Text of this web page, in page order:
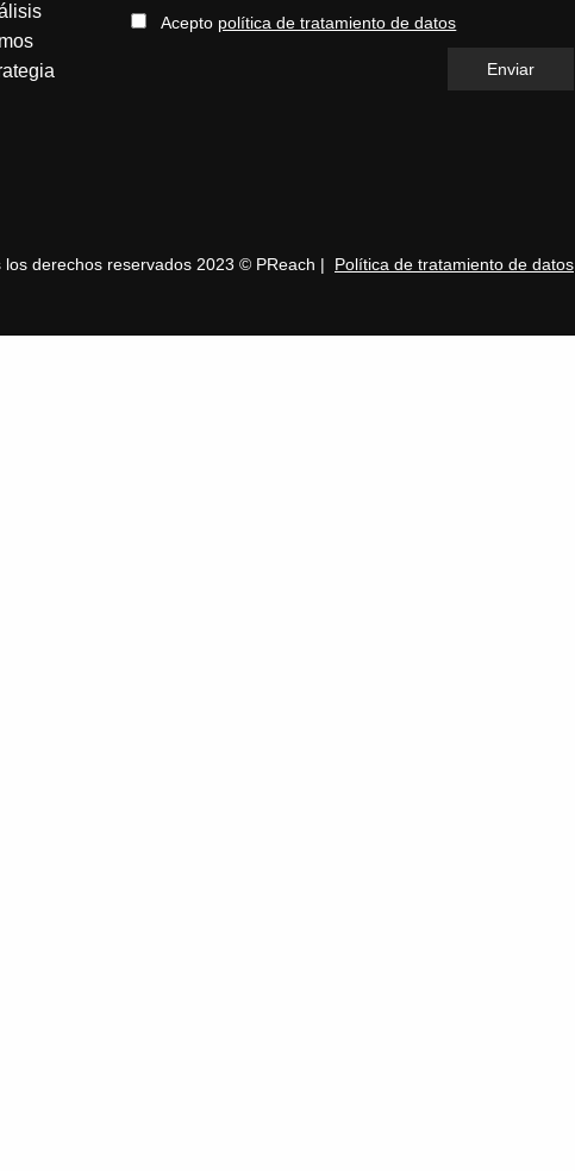
Acepto política de tratamiento de datos
los derechos reservados 2023 © PReach | Política de tratamiento de datos